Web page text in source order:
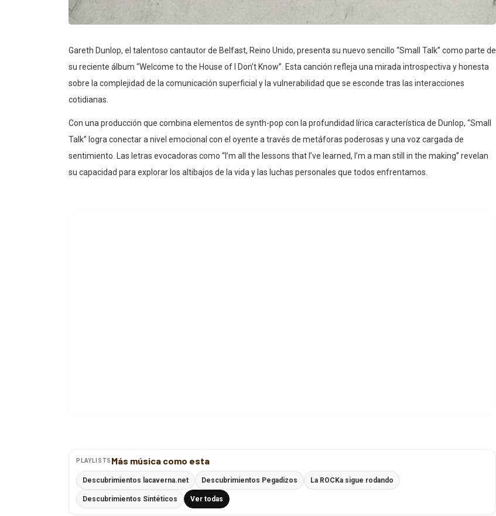
Gareth Dunlop, el talentoso cantautor de Belfast, Reino Unido, presenta su nuevo sencillo “Small Talk” como parte de
su reciente álbum “Welcome to the House of I Don’t Know”. Esta canción refleja una mirada introspectiva y honesta
sobre la complejidad de la comunicación superficial y la vulnerabilidad que se esconde tras las interacciones
cotidianas.
Con una producción que combina elementos de synth-pop con la profundidad lírica característica de Dunlop, “Small
Talk” logra conectar a nivel emocional con el oyente a través de metáforas poderosas y una voz cargada de
sentimiento. Las letras evocadoras como “I’m all the lessons that I’ve learned, I’m a man still in the making” revelan
su capacidad para explorar los altibajos de la vida y las luchas personales que todos enfrentamos.
PLAYLISTS Más música como esta
Descubrimientos lacaverna.net Descubrimientos Pegadizos La ROCKa sigue rodando
Descubrimientos Sintéticos Ver todas